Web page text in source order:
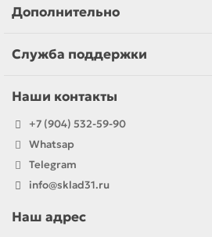
Дополнительно
Служба поддержки
Наши контакты
+7 (904) 532-59-90
Whatsap
Telegram
info@sklad31.ru
Наш адрес